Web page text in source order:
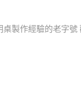
製作經驗的老字號